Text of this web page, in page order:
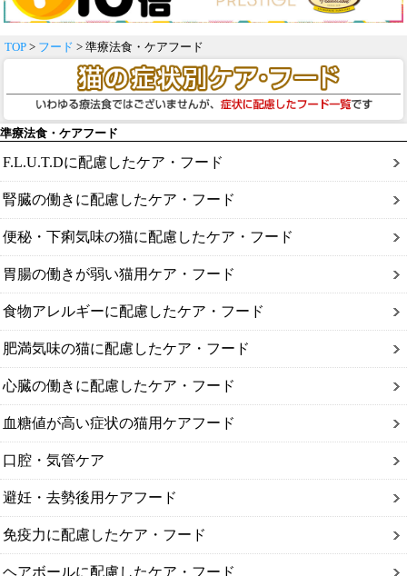
TOP > フード > 準療法食・ケアフード
準療法食・ケアフード
F.L.U.T.Dに配慮したケア・フード
腎臓の働きに配慮したケア・フード
便秘・下痢気味の猫に配慮したケア・フード
胃腸の働きが弱い猫用ケア・フード
食物アレルギーに配慮したケア・フード
肥満気味の猫に配慮したケア・フード
心臓の働きに配慮したケア・フード
血糖値が高い症状の猫用ケアフード
口腔・気管ケア
避妊・去勢後用ケアフード
免疫力に配慮したケア・フード
ヘアボールに配慮したケア・フード